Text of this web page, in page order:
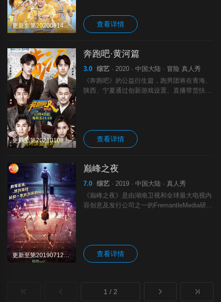
更新至第20200814期完结 查看详情
更新至第20210108期完结
奔跑吧·黄河篇
3.0 综艺 · 2020 · 中国大陆 · 冒险 真人秀
《奔跑吧》的公益衍生篇，跑男团将在青海、
陕西、宁夏通过创新游戏设置、直播带货扶贫
查看详情
更新至第20190712期完结
巅峰之夜
7.0 综艺 · 2019 · 中国大陆 · 真人秀
《巅峰之夜》是由湖南卫视和全球最大电视内
容创意及发行公司之一的FremantleMedia研发
查看详情
1 / 2